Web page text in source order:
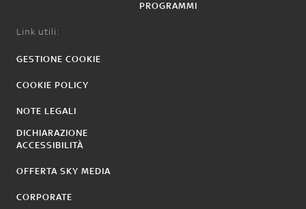
PROGRAMMI
Link utili:
GESTIONE COOKIE
COOKIE POLICY
NOTE LEGALI
DICHIARAZIONE
ACCESSIBILITÀ
OFFERTA SKY MEDIA
CORPORATE